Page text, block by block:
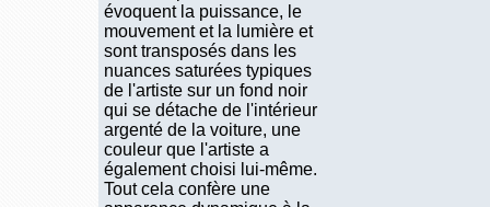
évoquent la puissance, le
mouvement et la lumière et
sont transposés dans les
nuances saturées typiques
de l'artiste sur un fond noir
qui se détache de l'intérieur
argenté de la voiture, une
couleur que l'artiste a
également choisi lui-même.
Tout cela confère une